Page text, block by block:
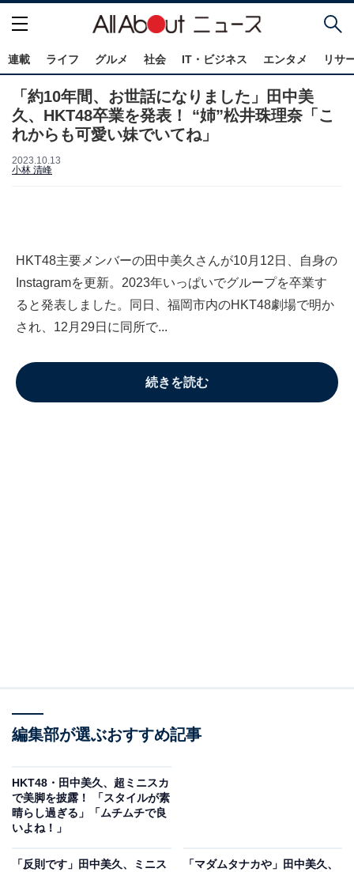
連載 ライフ グルメ 社会 IT・ビジネス エンタメ リサ
「約10年間、お世話になりました」田中美
久、HKT48卒業を発表！ “姉”松井珠理奈「こ
れからも可愛い妹でいてね」
2023.10.13
小林 清峰
HKT48主要メンバーの田中美久さんが10月12日、自身の
Instagramを更新。2023年いっぱいでグループを卒業す
ると発表しました。同日、福岡市内のHKT48劇場で明か
され、12月29日に同所で...
続きを読む
編集部が選ぶおすすめ記事
HKT48・田中美久、超ミニスカ
で美脚を披露！ 「スタイルが素
晴らし過ぎる」「ムチムチで良
いよね！」
「反則です」田中美久、ミニス
「マダムタナカや」田中美久、